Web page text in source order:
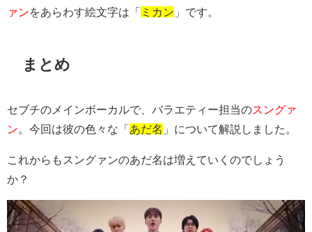
ァンをあらわす絵文字は「 ミカン 」です。
まとめ
セブチのメインボーカルで、バラエティー担当のスングァ
ン 。今回は彼の色々な「あだ名 」について解説しました。
これからもスングァンのあだ名は増えていくのでしょう
か？